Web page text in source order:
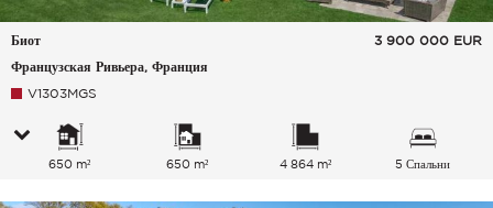
Биот
Французская Ривьера, Франция
3 900 000 EUR
V1303MGS
650 m² 650 m² 4 864 m² 5 Спальни